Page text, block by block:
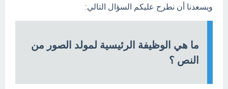
ويسعدنا أن نطرح عليكم السؤال التالي:
ما هي الوظيفة الرئيسية لمولد الصور من
النص ؟